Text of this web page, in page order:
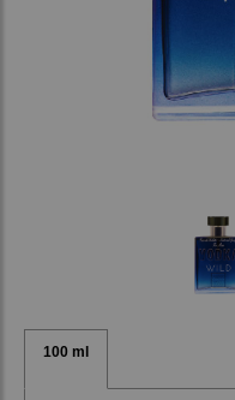
100 ml